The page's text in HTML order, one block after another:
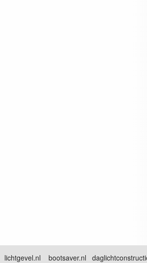
bootsaver.nl